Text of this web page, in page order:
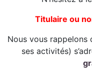
Titulaire ou
Nous vous rappelons
ses activités)